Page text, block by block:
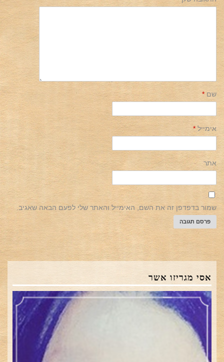
שם *
אימייל *
אתר
שמור בדפדפן זה את השם, האימייל והאתר שלי לפעם הבאה שאגיב.
אסי מגריזו אשר